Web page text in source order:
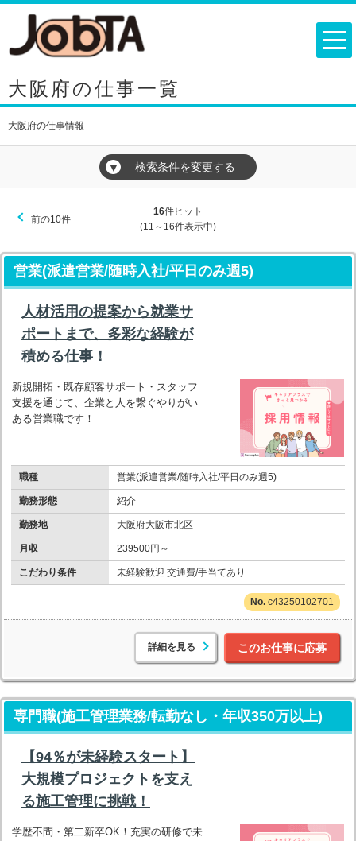
大阪府の仕事一覧
大阪府の仕事情報
▼ 検索条件を変更する
前の10件
16件ヒット
(11～16件表示中)
営業(派遣営業/随時入社/平日のみ週5)
人材活用の提案から就業サ
ポートまで、多彩な経験が
積める仕事！
新規開拓・既存顧客サポート・スタッフ
支援を通じて、企業と人を繋ぐやりがい
ある営業職です！
職種 営業(派遣営業/随時入社/平日のみ週5)
勤務形態 紹介
勤務地 大阪府大阪市北区
月収 239500円～
こだわり条件 未経験歓迎 交通費/手当てあり
c43250102701
詳細を見る このお仕事に応募
専門職(施工管理業務/転勤なし・年収350万以上)
【94％が未経験スタート】
大規模プロジェクトを支え
る施工管理に挑戦！
学歴不問・第二新卒OK！充実の研修で未